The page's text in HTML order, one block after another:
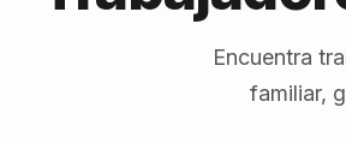
Encuentra
familiar,